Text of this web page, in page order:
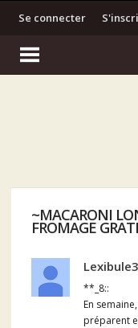
Se connecter
~MACARONI
FROMAGE
**_8::
En
préparent